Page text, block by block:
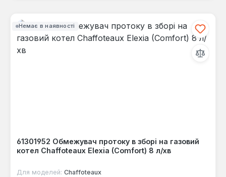
Немає в наявності
61301952 Обмежувач протоку в зборі на газовий
котел Chaffoteaux Elexia (Comfort) 8 л/хв
Для моделей: Chaffoteaux